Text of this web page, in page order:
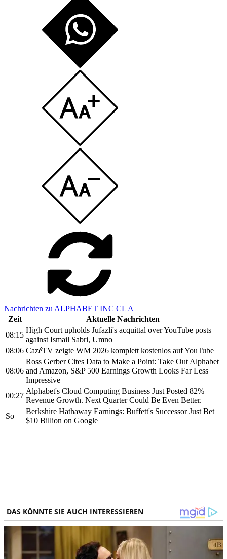
Nachrichten zu ALPHABET INC CL A
Zeit
Aktuelle Nachrichten
08:15
High Court upholds Jufazli's acquittal over YouTube posts
against Ismail Sabri, Umno
08:06 CazéTV zeigte WM 2026 komplett kostenlos auf YouTube
08:06
Ross Gerber Cites Data to Make a Point: Take Out Alphabet
and Amazon, S&P 500 Earnings Growth Looks Far Less
Impressive
00:27
Alphabet's Cloud Computing Business Just Posted 82%
Revenue Growth. Next Quarter Could Be Even Better.
So
Berkshire Hathaway Earnings: Buffett's Successor Just Bet
$10 Billion on Google